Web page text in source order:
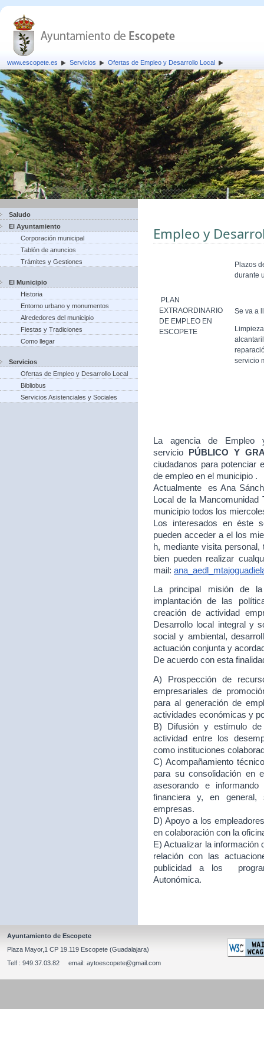
www.escopete.es Servicios Ofertas de Empleo y Desarrollo Local
Saludo
El Ayuntamiento
Corporación municipal
Tablón de anuncios
Trámites y Gestiones
El Municipio
Historia
Entorno urbano y monumentos
Alrededores del municipio
Fiestas y Tradiciones
Como llegar
Servicios
Ofertas de Empleo y Desarrollo Local
Bibliobus
Servicios Asistenciales y Sociales
Empleo y
PLAN
EXTRAORDINARIO
DE EMPLEO EN
ESCOPETE
Plazos
durante
Se va a
servicio
La agencia de Empleo
servicio
PÚBLICO Y
ciudadanos para potenciar
de empleo en el municipio .
Actualmente es Ana
Local de la Mancomunidad
municipio todos los
Los interesados en éste
pueden acceder a el los
h, mediante visita
bien pueden realizar
mail:
La principal misión de
implantación de las
creación de actividad
Desarrollo local integral y
social y ambiental,
actuación conjunta y
De acuerdo con esta
A) Prospección de
empresariales de
para al generación de
actividades económicas y
B) Difusión y estímulo de
actividad entre los
como instituciones
C) Acompañamiento
para su consolidación en
asesorando e
financiera y, en
empresas.
D) Apoyo a los
en colaboración con la
E) Actualizar la información
relación con las
publicidad a los
Autonómica.
Ayuntamiento de Escopete
Plaza Mayor,1 CP 19.119 Escopete (Guadalajara)
Telf : 949.37.03.82 email: aytoescopete@gmail.com